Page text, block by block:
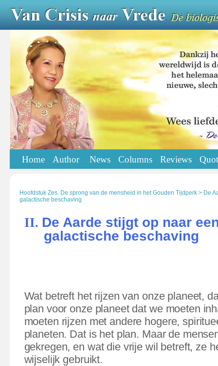
Home Author News Columns Reviews
Hoofdstuk Zes. De sprong van de mensheid in het Gouden Tijdperk > De
galactische beschaving
II. De Aarde stijgt op naar
galactische beschaving
Wat betreft het rijzen van onze planeet,
plan voor onze planeet dat we moeten
moeten rijzen met andere hogere,
planeten. Dat is het plan. Maar de
gekregen, en wat die vrije wil betreft, ze
wijselijk gebruikt.